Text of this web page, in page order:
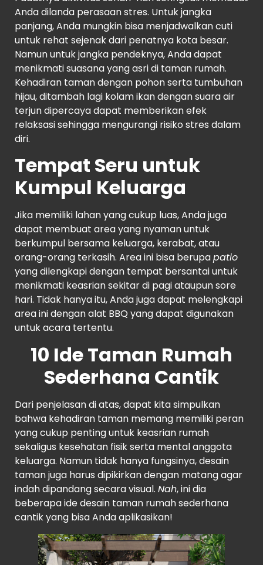
Anda dilanda perasaan stres. Untuk jangka
panjang, Anda mungkin bisa menjadwalkan cuti
untuk rehat sejenak dari penatnya kota besar.
Namun untuk jangka pendeknya, Anda dapat
menikmati suasana yang asri di taman rumah.
Kehadiran taman dengan pohon serta tumbuhan
hijau, ditambah lagi kolam ikan dengan suara air
terjun dipercaya dapat memberikan efek
relaksasi sehingga mengurangi risiko stres dalam
diri.
Tempat Seru untuk
Kumpul Keluarga
Jika memiliki lahan yang cukup luas, Anda juga
dapat membuat area yang nyaman untuk
berkumpul bersama keluarga, kerabat, atau
orang-orang terkasih. Area ini bisa berupapatio
yang dilengkapi dengan tempat bersantai untuk
menikmati keasrian sekitar di pagi ataupun sore
hari. Tidak hanya itu, Anda juga dapat melengkapi
area ini dengan alat BBQ yang dapat digunakan
untuk acara tertentu.
10 Ide Taman Rumah
Sederhana Cantik
Dari penjelasan di atas, dapat kita simpulkan
bahwa kehadiran taman memang memiliki peran
yang cukup penting untuk keasrian rumah
sekaligus kesehatan fisik serta mental anggota
keluarga. Namun tidak hanya fungsinya, desain
taman juga harus dipikirkan dengan matang agar
indah dipandang secara visual. Nah, ini dia
beberapa ide desain taman rumah sederhana
cantik yang bisa Anda aplikasikan!